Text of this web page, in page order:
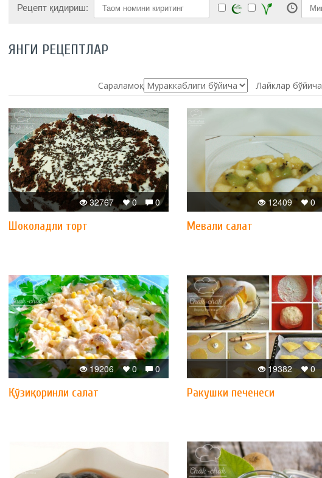
Рецепт қидириш:
ЯНГИ РЕЦЕПТЛАР
Сараламоқ: Лайклар бўйича
0
0
32767
Шоколадли торт
0
12409
Мевали салат
0
0
19206
Қўзиқоринли салат
0
19382
Ракушки печенеси